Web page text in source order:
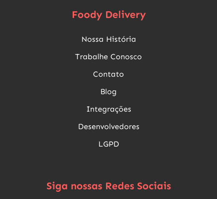
Foody Delivery
Nossa História
Trabalhe Conosco
Contato
Blog
Integrações
Desenvolvedores
LGPD
Siga nossas Redes Sociais